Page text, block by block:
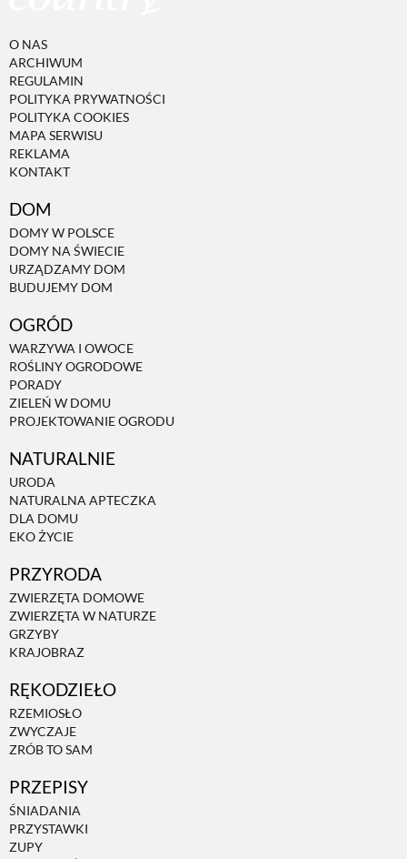
O NAS
ARCHIWUM
REGULAMIN
POLITYKA PRYWATNOŚCI
POLITYKA COOKIES
MAPA SERWISU
REKLAMA
KONTAKT
DOM
DOMY W POLSCE
DOMY NA ŚWIECIE
URZĄDZAMY DOM
BUDUJEMY DOM
OGRÓD
WARZYWA I OWOCE
ROŚLINY OGRODOWE
PORADY
ZIELEŃ W DOMU
PROJEKTOWANIE OGRODU
NATURALNIE
URODA
NATURALNA APTECZKA
DLA DOMU
EKO ŻYCIE
PRZYRODA
ZWIERZĘTA DOMOWE
ZWIERZĘTA W NATURZE
GRZYBY
KRAJOBRAZ
RĘKODZIEŁO
RZEMIOSŁO
ZWYCZAJE
ZRÓB TO SAM
PRZEPISY
ŚNIADANIA
PRZYSTAWKI
ZUPY